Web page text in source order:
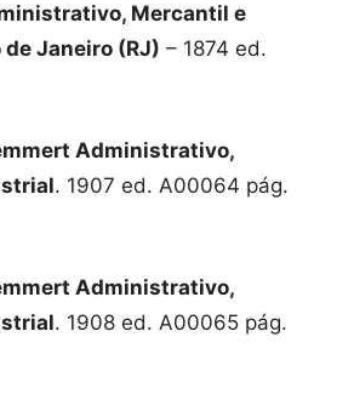
Mercantil e
Janeiro (RJ) – 1874 ed.
Administrativo,
. 1907 ed. A00064 pág.
Administrativo,
. 1908 ed. A00065 pág.